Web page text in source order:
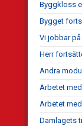
Byggkloss
Bygget
Vi jobbar
Herr
Andra
Arbetet
Arbetet
Damlagets